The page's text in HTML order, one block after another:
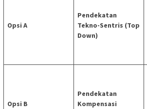
Opsi A
Pendekatan
Tekno-Sentris (Top
Down)
Opsi B
Pendekatan
Kompensasi